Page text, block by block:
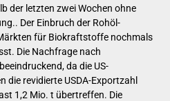
der letzten zwei Wochen ohne
Der Einbruch der Rohöl-
für Biokraftstoffe nochmals
Die Nachfrage nach
da die US-
die revidierte USDA-Exportzahl
1,2 Mio. t übertreffen. Die